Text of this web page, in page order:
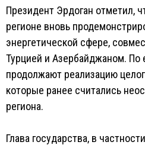
Президент Эрдоган отметил,
регионе вновь
энергетической сфере,
Турцией и Азербайджаном. По
продолжают реализацию
которые ранее считались
региона.
Глава государства, в